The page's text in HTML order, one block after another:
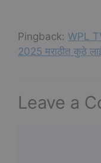
Pingback: WPL
2025 मराठीत कुठे
Leave a